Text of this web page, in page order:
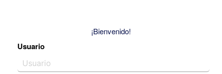
¡Bienvenido!
Usuario